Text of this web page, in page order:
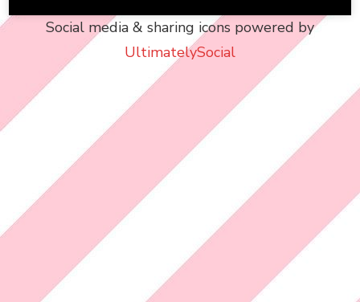
Social media & sharing icons powered by
UltimatelySocial